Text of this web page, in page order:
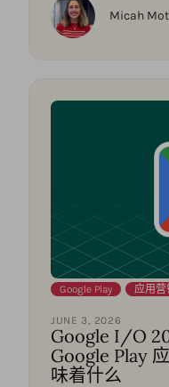
Micah
Google Play 应用营
JUNE 3, 2026
Google I/O
Google Play
味着什么